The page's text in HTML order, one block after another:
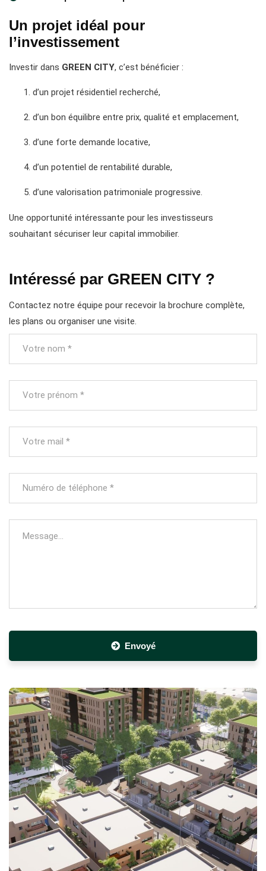
Un projet idéal pour
l’investissement
Investir dans GREEN CITY, c’est bénéficier :
d’un projet résidentiel recherché,
d’un bon équilibre entre prix, qualité et emplacement,
d’une forte demande locative,
d’un potentiel de rentabilité durable,
d’une valorisation patrimoniale progressive.
Une opportunité intéressante pour les investisseurs
souhaitant sécuriser leur capital immobilier.
Intéressé par GREEN CITY ?
Contactez notre équipe pour recevoir la brochure complète,
les plans ou organiser une visite.
Envoyé